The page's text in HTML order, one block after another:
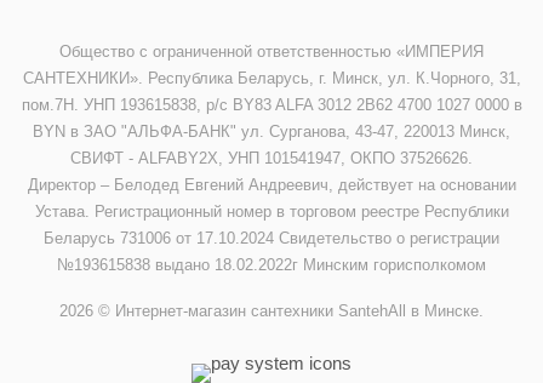
Общество с ограниченной ответственностью «ИМПЕРИЯ
САНТЕХНИКИ». Республика Беларусь, г. Минск, ул. К.Чорного, 31,
пом.7Н. УНП 193615838, р/с BY83 ALFA 3012 2B62 4700 1027 0000 в
BYN в ЗАО "АЛЬФА-БАНК" ул. Сурганова, 43-47, 220013 Минск,
СВИФТ - ALFABY2X, УНП 101541947, ОКПО 37526626.
Директор – Белодед Евгений Андреевич, действует на основании
Устава. Регистрационный номер в торговом реестре Республики
Беларусь 731006 от 17.10.2024 Свидетельство о регистрации
№193615838 выдано 18.02.2022г Минским горисполкомом
2026 © Интернет-магазин сантехники SantehAll в Минске.